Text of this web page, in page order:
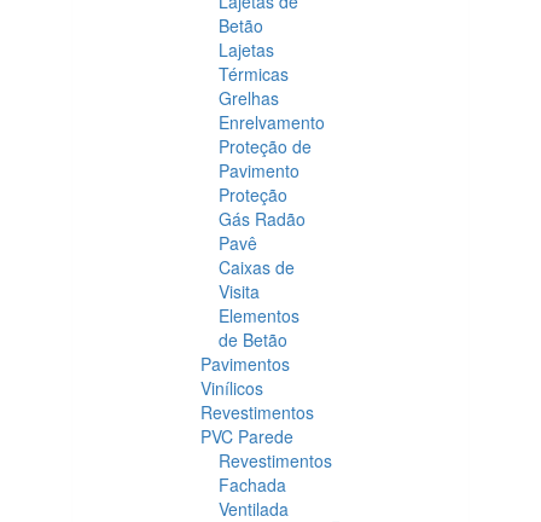
Betão
Lajetas
Térmicas
Grelhas
Enrelvamento
Proteção de
Pavimento
Proteção
Gás Radão
Pavê
Caixas de
Visita
Elementos
de Betão
Pavimentos
Vinílicos
Revestimentos
PVC Parede
Revestimentos
Fachada
Ventilada